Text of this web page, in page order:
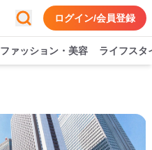
ログイン/会員登録
ファッション・美容 ライフスタ